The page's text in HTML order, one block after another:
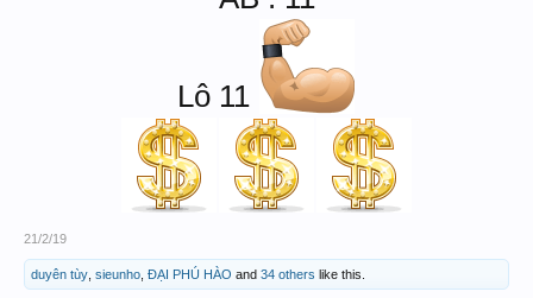
Lô 11
21/2/19
duyên tùy sieunho ĐẠI PHÚ HÀO and 34 others like this.